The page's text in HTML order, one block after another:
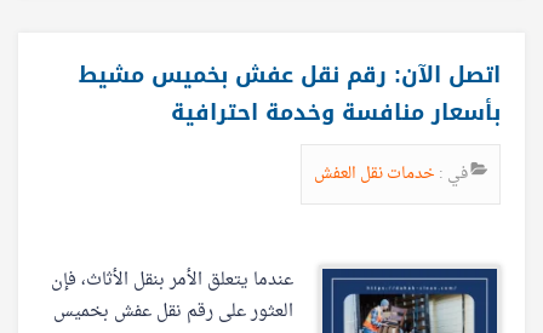
اتصل الآن: رقم نقل عفش بخميس مشيط
بأسعار منافسة وخدمة احترافية
في : خدمات نقل العفش
عندما يتعلق الأمر بنقل الأثاث، فإن
العثور على رقم نقل عفش بخميس